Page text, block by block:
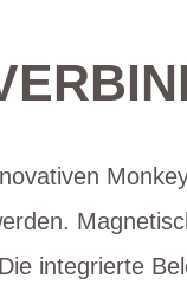
integrierte